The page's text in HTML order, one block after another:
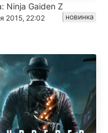
Ninja Gaiden Z
2015, 22:02 новинка